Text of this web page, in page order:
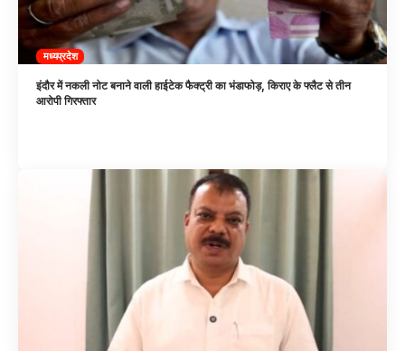
मध्यप्रदेश
इंदौर में नकली नोट बनाने वाली हाईटेक फैक्ट्री का भंडाफोड़, किराए के फ्लैट से तीन
आरोपी गिरफ्तार